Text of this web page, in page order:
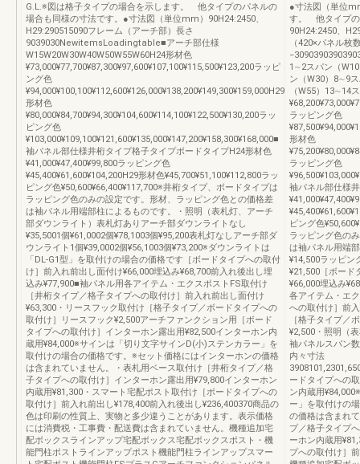
G.L.※図は格子タイプの場合を示します。 他タイプのパネルの
場合も同様の寸法です。●寸法図（単位mm）90H24:2450、
H29:290515090フレーム（アーチ部）長さ
9039030NewitemsLoadingtable■アーチ部仕様
W15W20W30W40W50W55W60H24形材色
¥73,000¥77,700¥87,300¥97,600¥107,100¥115,500¥123,200ラッピ
ング色
¥94,000¥100,100¥112,600¥126,000¥138,200¥149,300¥159,000H29
形材色
¥80,000¥84,700¥94,300¥104,600¥114,100¥122,500¥130,200ラッ
ピング色
¥103,000¥109,100¥121,600¥135,000¥147,200¥158,300¥168,000■
袖パネル部仕様井桁タイプ格子タイプボードタイプH24形材色
¥41,000¥47,400¥99,800ラッピング色
¥45,400¥61,600¥104,200H29形材色¥45,700¥51,100¥112,800ラッ
ピング色¥50,600¥66,400¥117,700※井桁タイプ、ボードタイプは
ラッピング色のみの設定です。形材、ラッピング色との価格差
は袖パネル用端部柱によるものです。・照明（表札灯、アーチ
部ダウンライト）表札灯ありアーチ部ダウンライトなし
¥35,5001個¥61,0002個¥78,1003個¥95,200表札灯なしアーチ部ダ
ウンライト1個¥39,0002個¥56,1003個¥73,200※ダウンライトは
「DL-G1型」を取付けの場合の価格です［ボードタイプへの取付
け］前入れ前出し面付け¥66,000埋込み¥68,700前入れ後出し埋
込み¥77,900■袖パネル用各アイテム・エクスポストFS取付け
［井桁タイプ／格子タイプへの取付け］前入れ前出し面付け
¥63,300・リースフック取付け［格子タイプ／ボードタイプへの
取付け］リースフック¥2,500アーチファンクション用［ボード
タイプへの取付け］インターホン露出用¥82,500インターホン内
蔵用¥84,000※サインは「切り文字サインD(小)ステンカラー」を
取付けの場合の価格です。※セット価格にはインターホンの価格
は含まれていません。・表札用ベース取付け［井桁タイプ／格
子タイプへの取付け］インターホン露出用¥79,800インターホン
内蔵用¥81,300・スマート宅配ポスト取付け［ボードタイプへの
取付け］前入れ前出し¥178,400前入れ後出し¥236,400370商品の
色は印刷の性質上、実物と多少違うことがあります。表示価格
には消費税・工事費・配送費は含まれていません。機種追加宅
配ボックスラインアップ宅配ボックス宅配ボックスポスト・機
能門柱ポストラインアップポスト機能門柱ラインアップスマー
●寸法図（単位
す。 他タイプの
90H24:2450、
（420×パネル枚
1∼2スパン（
ン（W30）8∼9
（W55）13∼14
ラッピング色
形材色
ラッピング色
袖パネル部仕様
ピング色
ラッピング色の
は袖パネル用端
¥14,500ラッピン
¥21,500［ボード
¥66,000埋込み
各アイテム・エ
への取付け］前
［格子タイプ／
¥2,500・照明（
袖パネルスパン
内々寸法
ードタイプへの
ン内蔵用
ー」を取付けの
の価格は含まれ
プ／格子タイプ
ーホン内蔵用
プへの取付け］